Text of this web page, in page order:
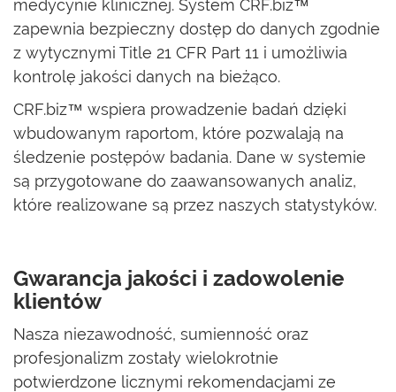
medycynie klinicznej. System CRF.biz™
zapewnia bezpieczny dostęp do danych zgodnie
z wytycznymi Title 21 CFR Part 11 i umożliwia
kontrolę jakości danych na bieżąco.
CRF.biz™ wspiera prowadzenie badań dzięki
wbudowanym raportom, które pozwalają na
śledzenie postępów badania. Dane w systemie
są przygotowane do zaawansowanych analiz,
które realizowane są przez naszych statystyków.
Gwarancja jakości i zadowolenie
klientów
Nasza niezawodność, sumienność oraz
profesjonalizm zostały wielokrotnie
potwierdzone licznymi rekomendacjami ze